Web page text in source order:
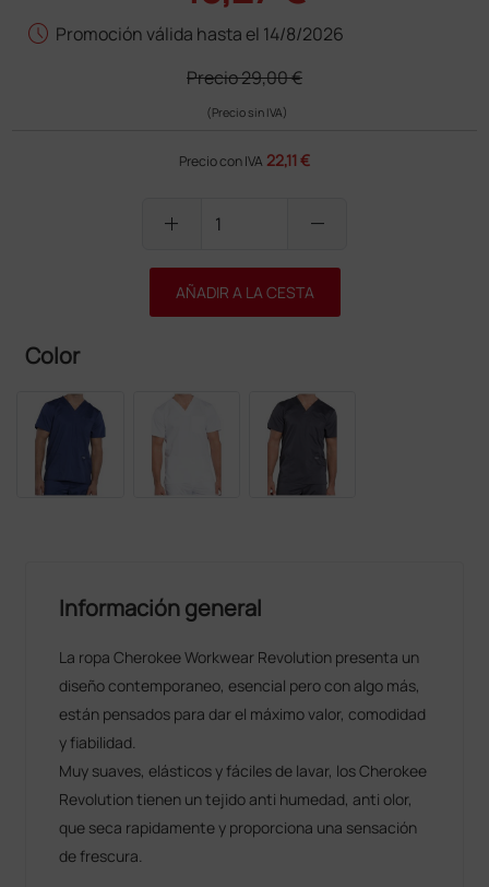
schedule Promoción válida hasta el 14/8/2026
Precio29,00 €
(Precio sin IVA)
Precio con IVA 22,11 €
add remove
AÑADIR A LA CESTA
Color
Información general
La ropa Cherokee Workwear Revolution presenta un
diseño contemporaneo, esencial pero con algo más,
están pensados para dar el máximo valor, comodidad
y fiabilidad.
Muy suaves, elásticos y fáciles de lavar, los Cherokee
Revolution tienen un tejido anti humedad, anti olor,
que seca rapidamente y proporciona una sensación
de frescura.